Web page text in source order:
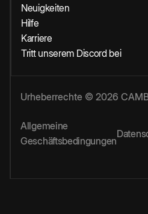
Neuigkeiten
Hilfe
Karriere
Tritt unserem Discord bei
Urheberrechte © 2026
Allgemeine
Geschäftsbedingungen